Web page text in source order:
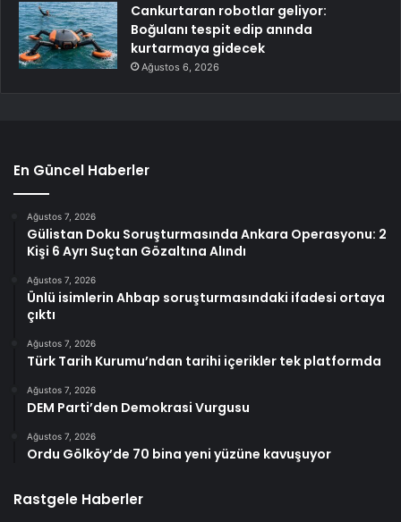
Cankurtaran robotlar geliyor:
Boğulanı tespit edip anında
kurtarmaya gidecek
Ağustos 6, 2026
En Güncel Haberler
Ağustos 7, 2026
Gülistan Doku Soruşturmasında Ankara Operasyonu: 2
Kişi 6 Ayrı Suçtan Gözaltına Alındı
Ağustos 7, 2026
Ünlü isimlerin Ahbap soruşturmasındaki ifadesi ortaya
çıktı
Ağustos 7, 2026
Türk Tarih Kurumu’ndan tarihi içerikler tek platformda
Ağustos 7, 2026
DEM Parti’den Demokrasi Vurgusu
Ağustos 7, 2026
Ordu Gölköy’de 70 bina yeni yüzüne kavuşuyor
Rastgele Haberler